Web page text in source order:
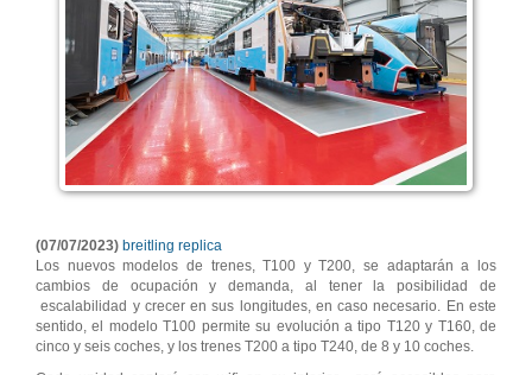
(07/07/2023) breitling replica
Los nuevos modelos de trenes, T100 y T200, se adaptarán a los
cambios de ocupación y demanda, al tener la posibilidad de
escalabilidad y crecer en sus longitudes, en caso necesario. En este
sentido, el modelo T100 permite su evolución a tipo T120 y T160, de
cinco y seis coches, y los trenes T200 a tipo T240, de 8 y 10 coches.